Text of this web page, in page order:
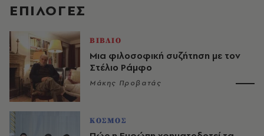
EΠΙΛΟΓΈΣ
ΒΙΒΛΙΟ
Μια φιλοσοφική συζήτηση με τον
Στέλιο Ράμφο
Μάκης Προβατάς
ΚΟΣΜΟΣ